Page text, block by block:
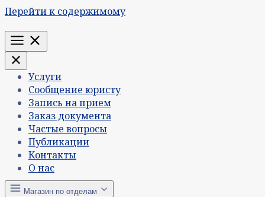
Перейти к содержимому
Меню
Услуги
Сообщение юристу
Запись на прием
Заказ документа
Частые вопросы
Публикации
Контакты
О нас
Магазин по отделам